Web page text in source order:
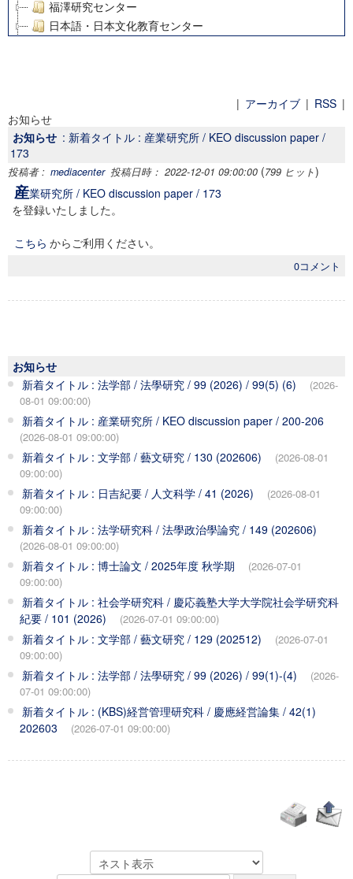
福澤研究センター
日本語・日本文化教育センター
グローバルリサーチインスティテュート
塾内助成報告書
科学研究費補助金研究成果報告書
慶應義塾大学グローバルCOEプログラム市民社会ガバナンス
慶應義塾大学グローバルCOEプログラム論理と感性の先端的
博士課程教育リーディングプログラム「超成熟社会発展のサ
その他
| アーカイブ | RSS |
お知らせ
お知らせ : 新着タイトル : 産業研究所 / KEO discussion paper /
173
投稿者 : mediacenter 投稿日時： 2022-12-01 09:00:00 (799 ヒット)
産業研究所 / KEO discussion paper / 173
を登録いたしました。
こちら からご利用ください。
0コメント
お知らせ
新着タイトル : 法学部 / 法學研究 / 99 (2026) / 99(5) (6)
(2026-
08-01 09:00:00)
新着タイトル : 産業研究所 / KEO discussion paper / 200-206
(2026-08-01 09:00:00)
新着タイトル : 文学部 / 藝文研究 / 130 (202606)
(2026-08-01
09:00:00)
新着タイトル : 日吉紀要 / 人文科学 / 41 (2026)
(2026-08-01
09:00:00)
新着タイトル : 法学研究科 / 法學政治學論究 / 149 (202606)
(2026-08-01 09:00:00)
新着タイトル : 博士論文 / 2025年度 秋学期
(2026-07-01
09:00:00)
新着タイトル : 社会学研究科 / 慶応義塾大学大学院社会学研究科
紀要 / 101 (2026)
(2026-07-01 09:00:00)
新着タイトル : 文学部 / 藝文研究 / 129 (202512)
(2026-07-01
09:00:00)
新着タイトル : 法学部 / 法學研究 / 99 (2026) / 99(1)-(4)
(2026-
07-01 09:00:00)
新着タイトル : (KBS)経営管理研究科 / 慶應経営論集 / 42(1)
202603
(2026-07-01 09:00:00)